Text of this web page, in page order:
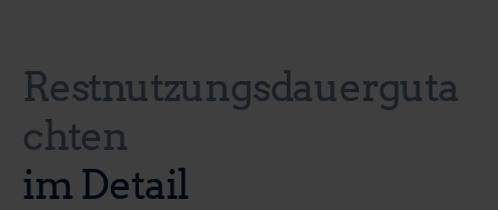
Restnutzungsdauerguta
chten
im Detail